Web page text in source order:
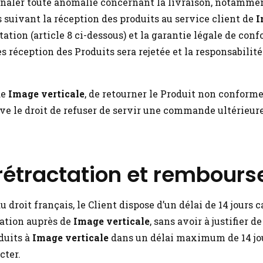
suivant la réception des produits au service client de
(article 8 ci-dessous) et la garantie légale de
réception des Produits sera rejetée et la
Image verticale, de retourner le Produit non
le droit de refuser de servir une commande
et
français, le Client dispose d’un délai de 14 jours
auprès de Image verticale, sans avoir à justifier
à Image verticale dans un délai maximum de 14